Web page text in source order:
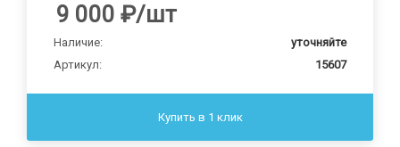
9 000 ₽/шт
Наличие:
уточняйте
Артикул:
15607
Купить в 1 клик